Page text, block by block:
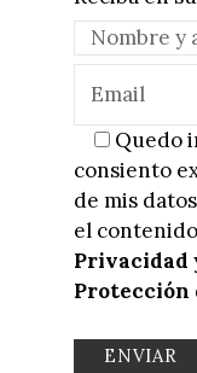
Quedo
consiento
de mis
el
Privacidad
Protección